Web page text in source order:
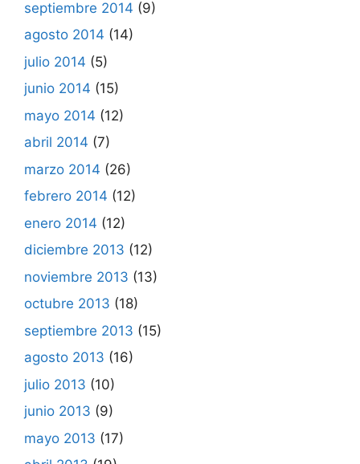
septiembre 2014 (9)
agosto 2014 (14)
julio 2014 (5)
junio 2014 (15)
mayo 2014 (12)
abril 2014 (7)
marzo 2014 (26)
febrero 2014 (12)
enero 2014 (12)
diciembre 2013 (12)
noviembre 2013 (13)
octubre 2013 (18)
septiembre 2013 (15)
agosto 2013 (16)
julio 2013 (10)
junio 2013 (9)
mayo 2013 (17)